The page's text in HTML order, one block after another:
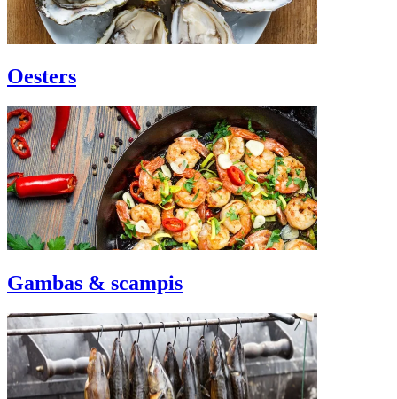
Oesters
Gambas & scampis